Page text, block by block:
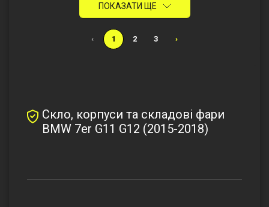
ПОКАЗАТИ ЩЕ
‹ 1 2 3 ›
Скло, корпуси та складові фари
BMW 7er G11 G12 (2015-2018)